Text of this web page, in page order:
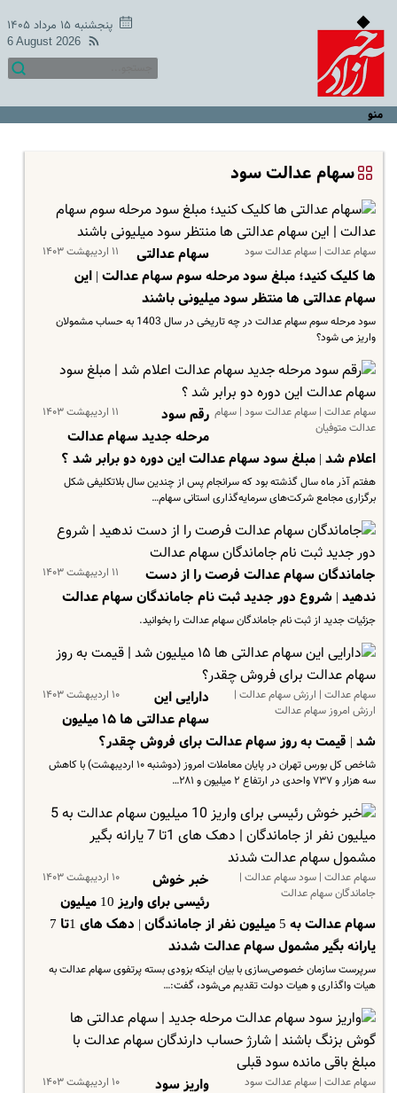
پنجشنبه ۱۵ مرداد ۱۴۰۵
6 August 2026
منو
سهام عدالت سود
سهام عدالت | سهام عدالت سود ۱۱ اردیبهشت ۱۴۰۳
سهام عدالتی
ها کلیک کنید؛‌ مبلغ سود مرحله سوم سهام عدالت | این
سهام عدالتی ها منتظر سود میلیونی باشند
سود مرحله سوم سهام عدالت در چه تاریخی در سال 1403 به حساب مشمولان
واریز می شود؟
سهام عدالت | سهام عدالت سود | سهام
عدالت متوفیان
۱۱ اردیبهشت ۱۴۰۳
رقم سود
مرحله جدید سهام عدالت
اعلام شد | مبلغ سود سهام عدالت این دوره دو برابر شد ؟
هفتم آذر ماه سال گذشته بود که سرانجام پس از چندین سال بلاتکلیفی شکل
برگزاری مجامع شرکت‌های سرمایه‌گذاری استانی سهام…
۱۱ اردیبهشت ۱۴۰۳
جاماندگان سهام عدالت فرصت را از دست
ندهید | شروع دور جدید ثبت نام جاماندگان سهام عدالت
جزئیات جدید از ثبت نام جاماندگان سهام عدالت را بخوانید.
سهام عدالت | ارزش سهام عدالت |
ارزش امروز سهام عدالت
۱۰ اردیبهشت ۱۴۰۳
دارایی این
سهام عدالتی ها ۱۵ میلیون
شد | قیمت به روز سهام عدالت برای فروش چقدر؟
شاخص کل بورس تهران در پایان معاملات امروز (دوشنبه ۱۰ اردیبهشت) با کاهش
سه هزار و ۷۳۷ واحدی در ارتفاع ۲ میلیون و ۲۸۱…
سهام عدالت | سود سهام عدالت |
جاماندگان سهام عدالت
۱۰ اردیبهشت ۱۴۰۳
خبر خوش
رئیسی برای واریز 10 میلیون
سهام عدالت به 5 میلیون نفر از جاماندگان | دهک های 1تا 7
یارانه بگیر مشمول سهام‌ عدالت شدند
سرپرست سازمان خصوصی‌سازی با بیان اینکه بزودی بسته پرتفوی سهام عدالت به
هیات واگذاری و هیات دولت تقدیم می‌شود، گفت:…
سهام عدالت | سهام عدالت سود ۱۰ اردیبهشت ۱۴۰۳
واریز سود